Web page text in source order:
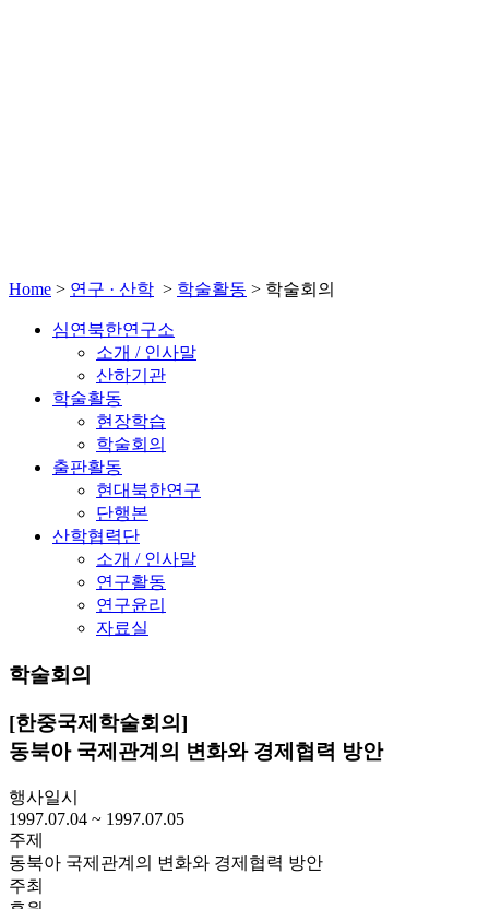
Home > 연구 · 산학 > 학술활동 > 학술회의
심연북한연구소
소개 / 인사말
산하기관
학술활동
현장학습
학술회의
출판활동
현대북한연구
단행본
산학협력단
소개 / 인사말
연구활동
연구윤리
자료실
학술회의
[한중국제학술회의]
동북아 국제관계의 변화와 경제협력 방안
행사일시
1997.07.04 ~ 1997.07.05
주제
동북아 국제관계의 변화와 경제협력 방안
주최